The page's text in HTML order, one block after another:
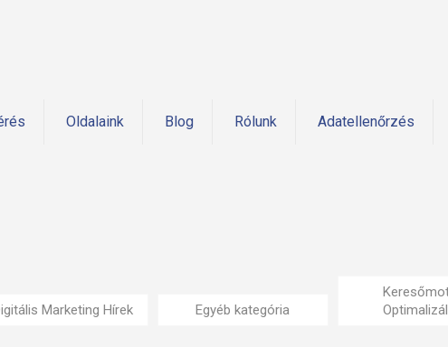
Oldalaink Blog Rólunk Adatellenőrzés
Marketing Hírek Egyéb kategória